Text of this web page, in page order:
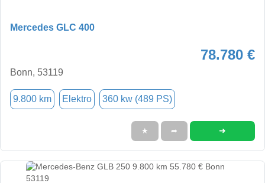
Mercedes GLC 400
78.780 €
Bonn, 53119
9.800 km Elektro 360 kw (489 PS)
★ ➦ ➜